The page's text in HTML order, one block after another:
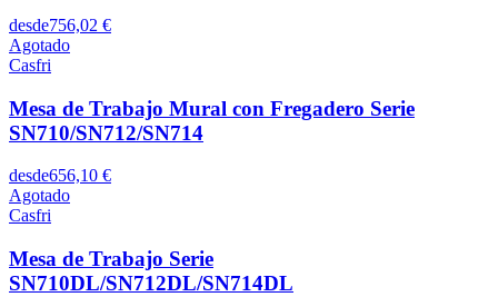
desde756,02 €
Agotado
Casfri
Mesa de Trabajo Mural con Fregadero Serie
SN710/SN712/SN714
desde656,10 €
Agotado
Casfri
Mesa de Trabajo Serie
SN710DL/SN712DL/SN714DL